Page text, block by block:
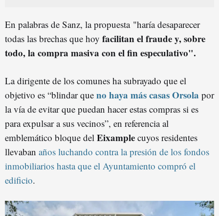
En palabras de Sanz, la propuesta "haría desaparecer
todas las brechas que hoy facilitan el fraude y, sobre
todo, la compra masiva con el fin especulativo".
La dirigente de los comunes ha subrayado que el
objetivo es “blindar que no haya más casas Orsola por
la vía de evitar que puedan hacer estas compras si es
para expulsar a sus vecinos”, en referencia al
emblemático bloque del Eixample cuyos residentes
llevaban años luchando contra la presión de los fondos
inmobiliarios hasta que el Ayuntamiento compró el
edificio.